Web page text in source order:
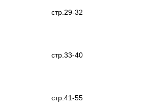
стр.29-32
стр.33-40
стр.41-55